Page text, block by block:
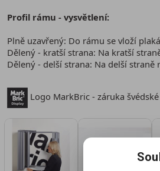
Profil rámu - vysvětlení:
Plně uzavřený: Do rámu se vloží
Dělený - kratší strana: Na kratší
Dělený - delší strana: Na delší
Logo MarkBric - záruka